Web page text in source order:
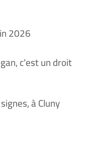
2026
c’est un droit
à Cluny